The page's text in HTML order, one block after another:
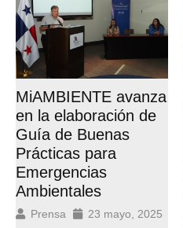
MiAMBIENTE avanza
en la elaboración de
Guía de Buenas
Prácticas para
Emergencias
Ambientales
Prensa 23 mayo, 2025